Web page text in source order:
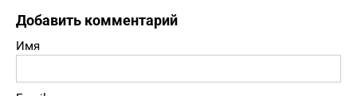
Добавить комментарий
Имя